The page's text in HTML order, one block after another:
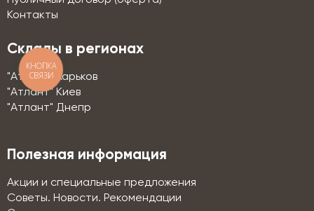
Контакты
Склады в регионах
"Атлант" Харьков
"Атлант" Киев
"Атлант" Днепр
Полезная информация
Акции и специальные предложения
Советы. Новости. Рекомендации
КНОПКА
СВЯЗИ